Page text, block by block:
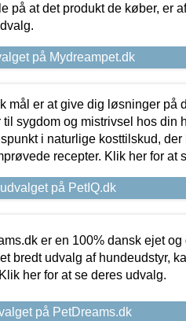
på at det produkt de køber, er
på Mydreampet.dk
mål er at give dig løsninger på
til sygdom og mistrivsel hos din
i naturlige kosttilskud, der
recepter. Klik her for at
på PetIQ.dk
er en 100% dansk ejet
bredt udvalg af hundeudstyr,
her for at se deres udvalg.
på PetDreams.dk